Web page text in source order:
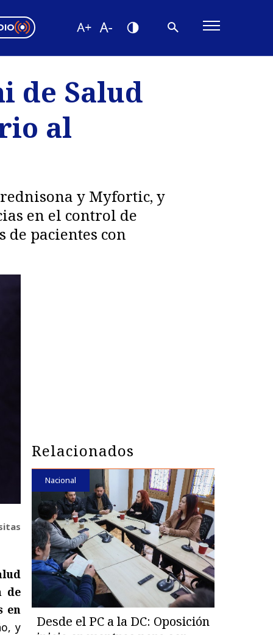
de Salud
al
y Myfortic, y
en el control de
pacientes con
de
en
y
Relacionados
Nacional
Desde el PC a la DC: Oposición